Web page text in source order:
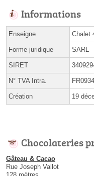
Informations
Enseigne Chalet
Forme juridique SARL
SIRET
N° TVA Intra.
Création 19
Chocolateries
Gâteau & Cacao
Rue Joseph Vallot